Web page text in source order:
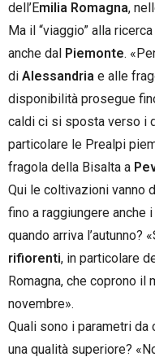
dell’Emilia Romagna,
Ma il “viaggio” alla
anche dal Piemonte.
di Alessandria e alle
disponibilità prosegue
caldi ci si sposta verso i
particolare le Prealpi
fragola della Bisalta a
Qui le coltivazioni vanno
fino a raggiungere anche
quando arriva l’autunno?
rifiorenti, in particolare
Romagna, che coprono il
novembre».
Quali sono i parametri da
una qualità superiore?